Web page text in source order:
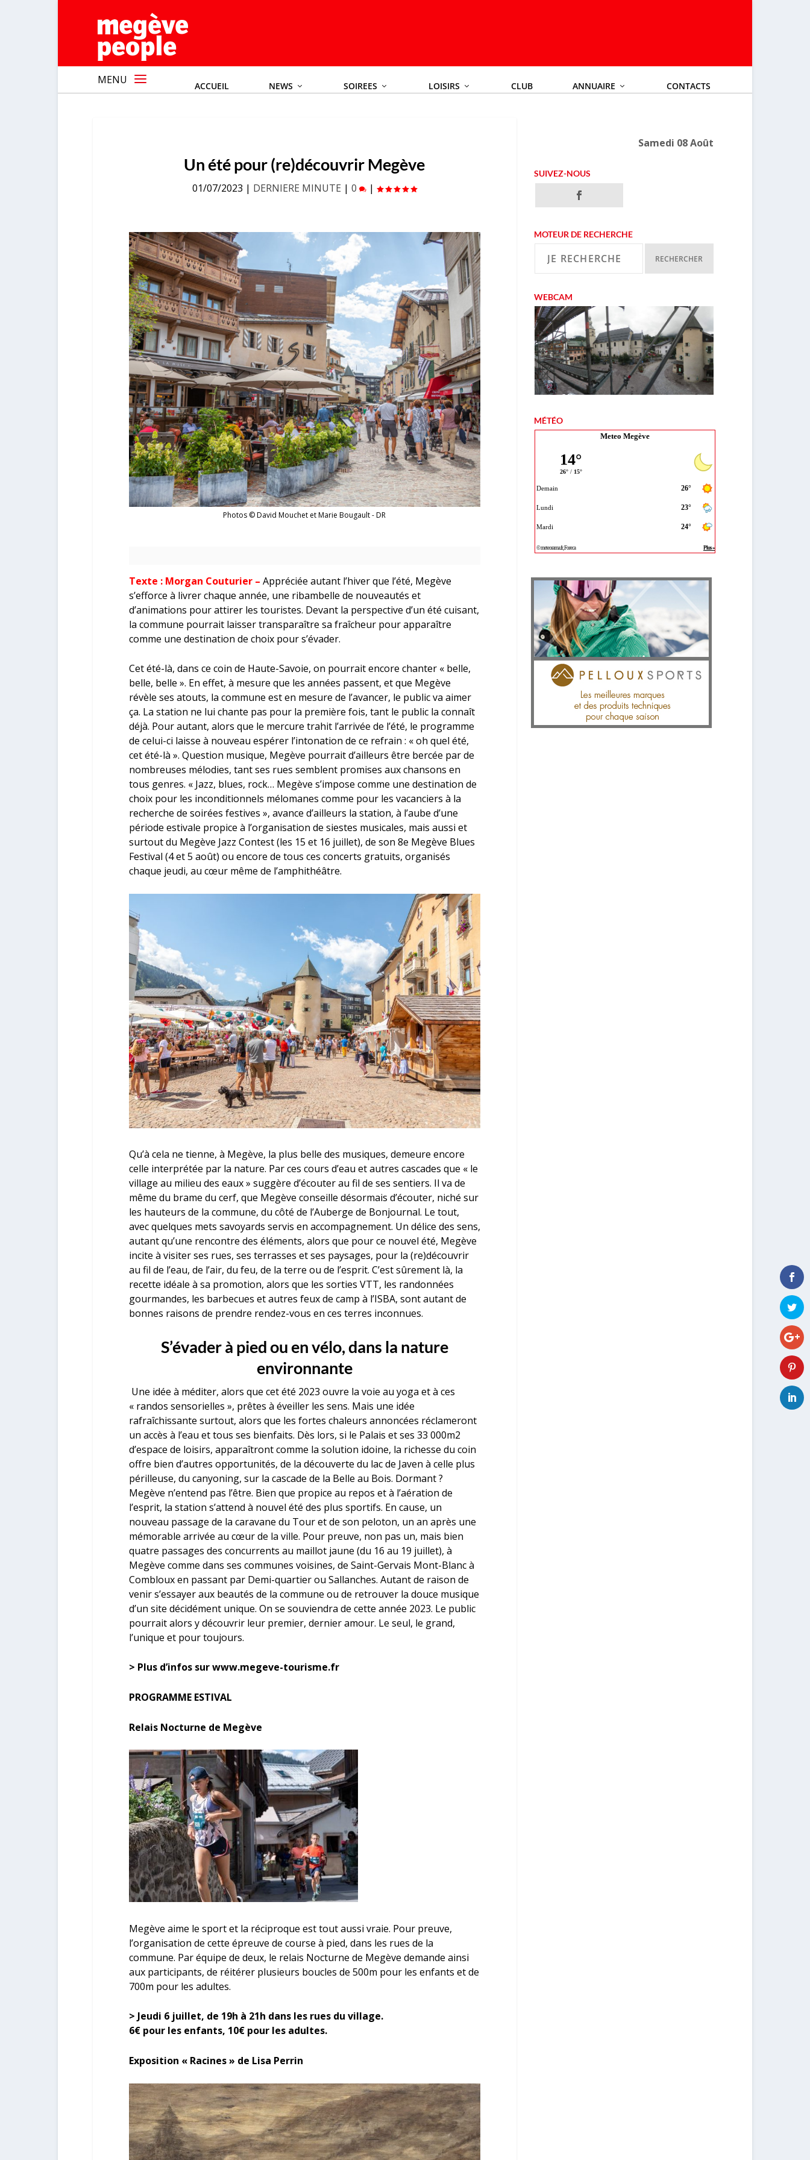
MENU ACCUEIL NEWS SOIREES LOISIRS CLUB ANNUAIRE CONTACTS
Un été pour (re)découvrir Megève
01/07/2023 | DERNIERE MINUTE |0 |
Photos © David Mouchet et Marie Bougault - DR
Texte : Morgan Couturier – Appréciée autant l’hiver que l’été, Megève
s’efforce à livrer chaque année, une ribambelle de nouveautés et
d’animations pour attirer les touristes. Devant la perspective d’un été cuisant,
la commune pourrait laisser transparaître sa fraîcheur pour apparaître
comme une destination de choix pour s’évader.
Cet été-là, dans ce coin de Haute-Savoie, on pourrait encore chanter « belle,
belle, belle ». En effet, à mesure que les années passent, et que Megève
révèle ses atouts, la commune est en mesure de l’avancer, le public va aimer
ça. La station ne lui chante pas pour la première fois, tant le public la connaît
déjà. Pour autant, alors que le mercure trahit l’arrivée de l’été, le programme
de celui-ci laisse à nouveau espérer l’intonation de ce refrain : « oh quel été,
cet été-là ». Question musique, Megève pourrait d’ailleurs être bercée par de
nombreuses mélodies, tant ses rues semblent promises aux chansons en
tous genres. « Jazz, blues, rock… Megève s’impose comme une destination de
choix pour les inconditionnels mélomanes comme pour les vacanciers à la
recherche de soirées festives », avance d’ailleurs la station, à l’aube d’une
période estivale propice à l’organisation de siestes musicales, mais aussi et
surtout du Megève Jazz Contest (les 15 et 16 juillet), de son 8e Megève Blues
Festival (4 et 5 août) ou encore de tous ces concerts gratuits, organisés
chaque jeudi, au cœur même de l’amphithéâtre.
Qu’à cela ne tienne, à Megève, la plus belle des musiques, demeure encore
celle interprétée par la nature. Par ces cours d’eau et autres cascades que « le
village au milieu des eaux » suggère d’écouter au fil de ses sentiers. Il va de
même du brame du cerf, que Megève conseille désormais d’écouter, niché sur
les hauteurs de la commune, du côté de l’Auberge de Bonjournal. Le tout,
avec quelques mets savoyards servis en accompagnement. Un délice des sens,
autant qu’une rencontre des éléments, alors que pour ce nouvel été, Megève
incite à visiter ses rues, ses terrasses et ses paysages, pour la (re)découvrir
au fil de l’eau, de l’air, du feu, de la terre ou de l’esprit. C’est sûrement là, la
recette idéale à sa promotion, alors que les sorties VTT, les randonnées
gourmandes, les barbecues et autres feux de camp à l’ISBA, sont autant de
bonnes raisons de prendre rendez-vous en ces terres inconnues.
S’évader à pied ou en vélo, dans la nature
environnante
Une idée à méditer, alors que cet été 2023 ouvre la voie au yoga et à ces
« randos sensorielles », prêtes à éveiller les sens. Mais une idée
rafraîchissante surtout, alors que les fortes chaleurs annoncées réclameront
un accès à l’eau et tous ses bienfaits. Dès lors, si le Palais et ses 33 000m2
d’espace de loisirs, apparaîtront comme la solution idoine, la richesse du coin
offre bien d’autres opportunités, de la découverte du lac de Javen à celle plus
périlleuse, du canyoning, sur la cascade de la Belle au Bois. Dormant ?
Megève n’entend pas l’être. Bien que propice au repos et à l’aération de
l’esprit, la station s’attend à nouvel été des plus sportifs. En cause, un
nouveau passage de la caravane du Tour et de son peloton, un an après une
mémorable arrivée au cœur de la ville. Pour preuve, non pas un, mais bien
quatre passages des concurrents au maillot jaune (du 16 au 19 juillet), à
Megève comme dans ses communes voisines, de Saint-Gervais Mont-Blanc à
Combloux en passant par Demi-quartier ou Sallanches. Autant de raison de
venir s’essayer aux beautés de la commune ou de retrouver la douce musique
d’un site décidément unique. On se souviendra de cette année 2023. Le public
pourrait alors y découvrir leur premier, dernier amour. Le seul, le grand,
l’unique et pour toujours.
> Plus d’infos sur www.megeve-tourisme.fr
PROGRAMME ESTIVAL
Relais Nocturne de Megève
Megève aime le sport et la réciproque est tout aussi vraie. Pour preuve,
l’organisation de cette épreuve de course à pied, dans les rues de la
commune. Par équipe de deux, le relais Nocturne de Megève demande ainsi
aux participants, de réitérer plusieurs boucles de 500m pour les enfants et de
700m pour les adultes.
> Jeudi 6 juillet, de 19h à 21h dans les rues du village.
6€ pour les enfants, 10€ pour les adultes.
Exposition « Racines » de Lisa Perrin
Samedi 08 Août
SUIVEZ-NOUS
MOTEUR DE RECHERCHE
WEBCAM
MÉTÉO
Meteo Megève